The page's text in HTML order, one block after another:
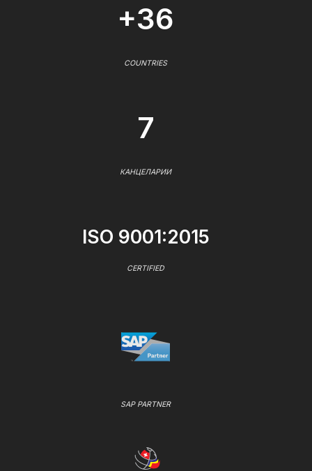
+36
COUNTRIES
7
КАНЦЕЛАРИИ
ISO 9001:2015
CERTIFIED
SAP PARTNER